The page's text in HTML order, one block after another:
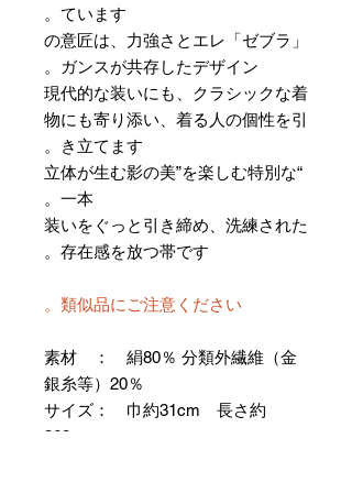
ています。
「ゼブラ」の意匠は、力強さとエレ
ガンスが共存したデザイン。
現代的な装いにも、クラシックな着
物にも寄り添い、着る人の個性を引
き立てます。
“立体が生む影の美”を楽しむ特別な
一本。
装いをぐっと引き締め、洗練された
存在感を放つ帯です。
類似品にご注意ください。
素材 ： 絹80％ 分類外繊維（金
銀糸等）20％
サイズ： 巾約31cm 長さ約
368cm